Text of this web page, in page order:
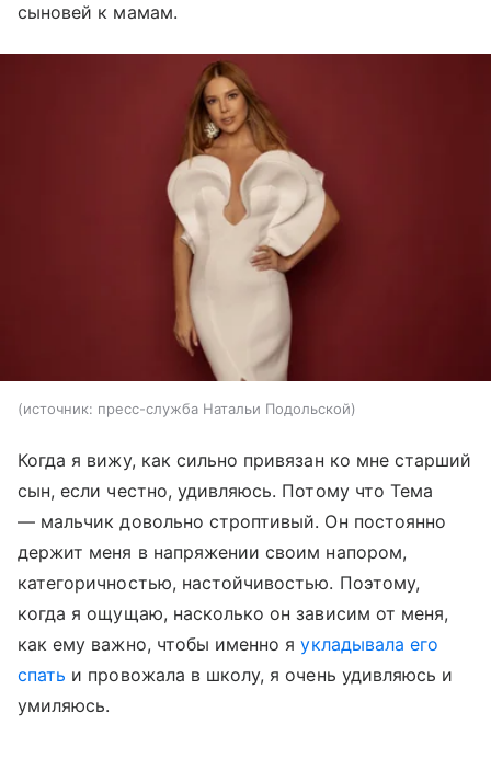
сыновей к мамам.
источник: пресс-служба Натальи Подольской
Когда я вижу, как сильно привязан ко мне старший
сын, если честно, удивляюсь. Потому что Тема
— мальчик довольно строптивый. Он постоянно
держит меня в напряжении своим напором,
категоричностью, настойчивостью. Поэтому,
когда я ощущаю, насколько он зависим от меня,
как ему важно, чтобы именно яукладывала его
спать и провожала в школу, я очень удивляюсь и
умиляюсь.